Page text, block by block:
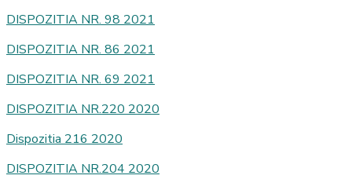
DISPOZITIA NR. 98 2021
DISPOZITIA NR. 86 2021
DISPOZITIA NR. 69 2021
DISPOZITIA NR.220 2020
Dispozitia 216 2020
DISPOZITIA NR.204 2020